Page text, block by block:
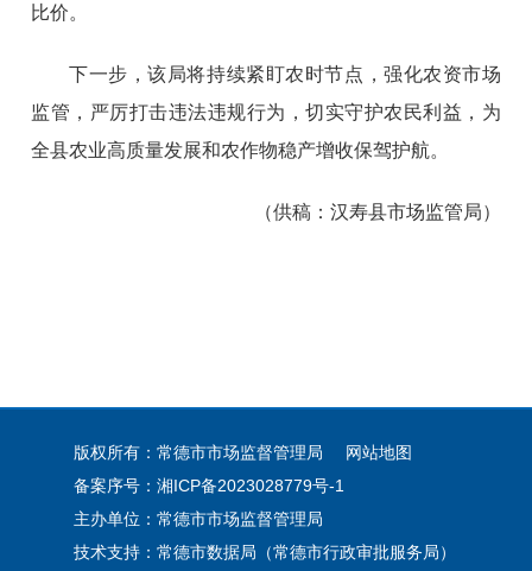
比价。
下一步，该局将持续紧盯农时节点，强化农资市场
监管，严厉打击违法违规行为，切实守护农民利益，为
全县农业高质量发展和农作物稳产增收保驾护航。
（供稿：汉寿县市场监管局）
版权所有：常德市市场监督管理局
网站地图
备案序号：湘ICP备2023028779号-1
主办单位：常德市市场监督管理局
技术支持：常德市数据局（常德市行政审批服务局）